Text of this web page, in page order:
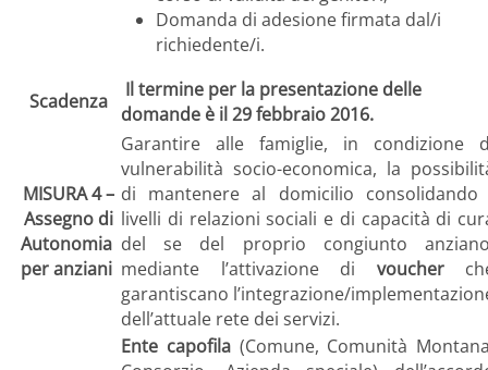
Domanda di adesione firmata dal/i
richiedente/i.
Scadenza
Il termine per la presentazione delle
domande è il 29 febbraio 2016.
MISURA 4 –
Assegno di
Autonomia
per anziani
Garantire alle famiglie, in condizione
vulnerabilità socio-economica, la
di mantenere al domicilio consolidando
livelli di relazioni sociali e di capacità di
del se del proprio congiunto
mediante l’attivazione di voucher
garantiscano l’integrazione/
dell’attuale rete dei servizi.
Ente capofila(Comune, Comunità